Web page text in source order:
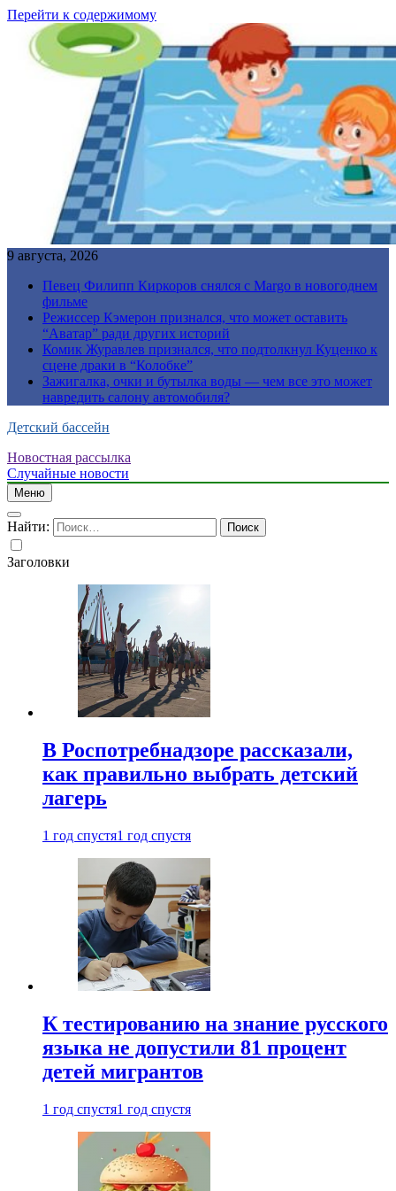
Перейти к содержимому
9 августа, 2026
Певец Филипп Киркоров снялся с Margo в новогоднем
фильме
Режиссер Кэмерон признался, что может оставить
“Аватар” ради других историй
Комик Журавлев признался, что подтолкнул Куценко к
сцене драки в “Колобке”
Зажигалка, очки и бутылка воды — чем все это может
навредить салону автомобиля?
Детский бассейн
Новостная рассылка
Случайные новости
Меню
Найти:
Заголовки
В Роспотребнадзоре рассказали,
как правильно выбрать детский
лагерь
1 год спустя1 год спустя
К тестированию на знание русского
языка не допустили 81 процент
детей мигрантов
1 год спустя1 год спустя